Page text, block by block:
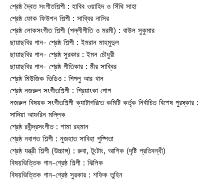
শ্রেষ্ঠ দ্বৈত সংগীতশিল্পী : হাবিব ওয়াহিদ ও সিঁথি সাহা
শ্রেষ্ঠ ফোক ফিউশন শিল্পী : সাব্বির নাসির
শ্রেষ্ঠ লোকসংগীত শিল্পী (পল্লীগীতি ও মরমী) : বাউল সুকুমার
ছায়াছবির গান- শ্রেষ্ঠ শিল্পী : ইমরান মাহমুদুল
ছায়াছবির গান- শ্রেষ্ঠ সুরকার : ইমন চৌধুরী
ছায়াছবির গান- শ্রেষ্ঠ গীতিকার : মীর সাব্বির
শ্রেষ্ঠ মিউজিক ভিডিও : পিপলু আর খান
শ্রেষ্ঠ নজরুল সংগীতশিল্পী : প্রিয়াংকা গোপ
নজরুল বিষয়ক সংগীতশিল্পী ক্যাটাগরিতে কমিটি কর্তৃক নির্বাচিত বিশেষ পুরষ্কার :
সাদিয়া আফরিন মল্লিক
শ্রেষ্ঠ রবীন্দ্রসংগীত : শামা রহমান
শ্রেষ্ঠ নবাগত শিল্পী : নুজহাত সাবিহা পুষ্পিতা
শ্রেষ্ঠ যন্ত্রী শিল্পী (উচ্চাঙ্গ) : রুবা, টুংটাং, আশিক (দৃষ্টি প্রতিবন্ধী)
বিষয়ভিত্তিক গান-শ্রেষ্ঠ শিল্পী : ঝিলিক
বিষয়ভিত্তিক গান-শ্রেষ্ঠ সুরকার : শফিক তুহিন